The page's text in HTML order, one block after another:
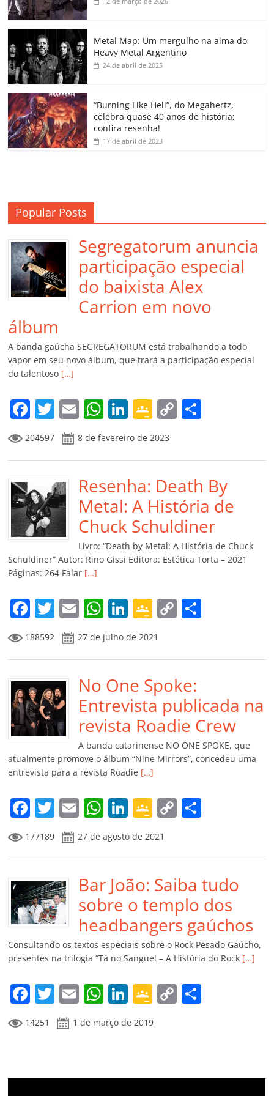
b
o
o
k
A
p
dI e
a
ss
o
m
k h
Metal Map: Um mergulho na alma do
Heavy Metal Argentino
24 de abril de 2025
“Burning Like Hell”, do Megahertz,
celebra quase 40 anos de história;
confira resenha!
17 de abril de 2023
Popular Posts
Segregatorum anuncia
participação especial
do baixista Alex
Carrion em novo
álbum
A banda gaúcha SEGREGATORUM está trabalhando a todo
vapor em seu novo álbum, que trará a participação especial
do talentoso […]
F
a
c
e
b
o
o
k
T
w
itt
er
E
m
ai
l
W
at
s
A
p
p
Li
k
e
dI
n
G
o
o
gl
e
Cl
a
ss
ro
m
C
y
Li
n
k
p
ar
til
h
ar
204597 8 de fevereiro de 2023
Resenha: Death By
Metal: A História de
Chuck Schuldiner
Livro: “Death by Metal: A História de Chuck
Schuldiner” Autor: Rino Gissi Editora: Estética Torta – 2021
Páginas: 264 Falar […]
F
a
c
e
b
o
o
k
T
w
itt
er
E
m
ai
l
W
h
at
s
A
p
p
Li
n
k
e
dI
n
G
o
o
gl
e
Cl
a
ss
ro
o
m
C
y
Li
n
k
p
til
h
ar
188592 27 de julho de 2021
No One Spoke:
Entrevista publicada na
revista Roadie Crew
A banda catarinense NO ONE SPOKE, que
atualmente promove o álbum “Nine Mirrors”, concedeu uma
entrevista para a revista Roadie […]
F
a
c
e
b
o
o
k
T
w
itt
er
E
m
ai
l
W
at
s
A
p
p
Li
n
k
e
dI
n
G
o
o
gl
e
Cl
a
ss
ro
o
m
C
y
Li
n
k
p
ar
til
h
ar
177189 27 de agosto de 2021
Bar João: Saiba tudo
sobre o templo dos
headbangers gaúchos
Consultando os textos especiais sobre o Rock Pesado Gaúcho,
presentes na trilogia “Tá no Sangue! – A História do Rock […]
F
a
c
b
T
w
itt
E
m
ai
W
at
A
Li
n
k
dI
G
o
o
e
C
Li ar
14251 1 de março de 2019